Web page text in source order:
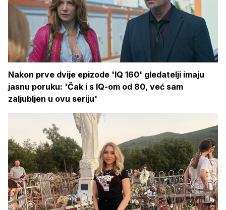
Nakon prve dvije epizode 'IQ 160' gledatelji imaju
jasnu poruku: 'Čak i s IQ-om od 80, već sam
zaljubljen u ovu seriju'